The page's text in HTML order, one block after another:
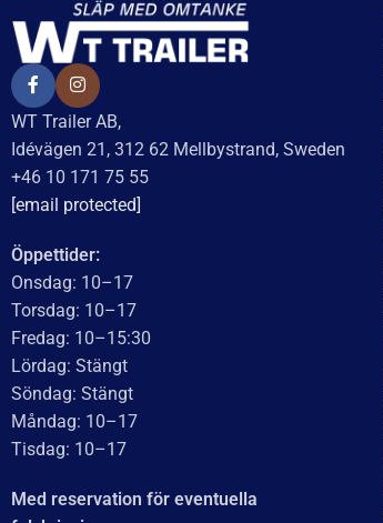
WT Trailer AB,
Idévägen 21, 312 62 Mellbystrand, Sweden
+46 10 171 75 55
[email protected]
Öppettider:
Onsdag: 10–17
Torsdag: 10–17
Fredag: 10–15:30
Lördag: Stängt
Söndag: Stängt
Måndag: 10–17
Tisdag: 10–17
Med reservation för eventuella